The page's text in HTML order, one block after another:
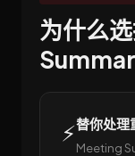
为什么
⚡替你处理
Meeting